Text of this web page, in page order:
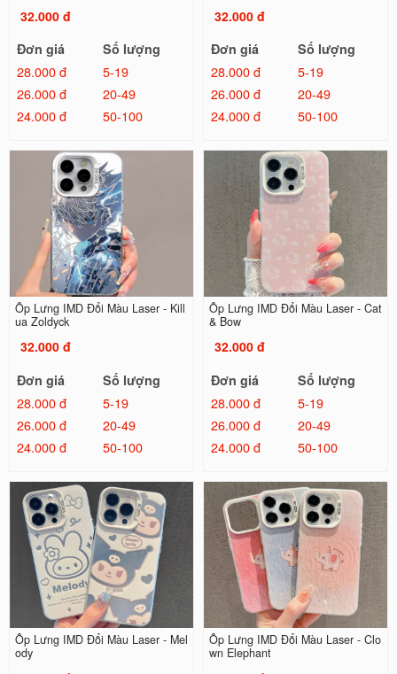
32.000 đ
Đơn giá
Số lượng
28.000 đ
5-19
26.000 đ
20-49
24.000 đ
50-100
32.000 đ
Đơn giá
Số lượng
28.000 đ
5-19
26.000 đ
20-49
24.000 đ
50-100
Ốp Lưng IMD Đổi Màu Laser - Kill
ua Zoldyck
32.000 đ
Đơn giá
Số lượng
28.000 đ
5-19
26.000 đ
20-49
24.000 đ
50-100
Ốp Lưng IMD Đổi Màu Laser - Cat
& Bow
32.000 đ
Đơn giá
Số lượng
28.000 đ
5-19
26.000 đ
20-49
24.000 đ
50-100
Ốp Lưng IMD Đổi Màu Laser - Mel
ody
Ốp Lưng IMD Đổi Màu Laser - Clo
wn Elephant